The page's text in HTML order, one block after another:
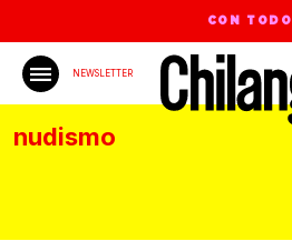
CON TODO
NEWSLETTER
nudismo